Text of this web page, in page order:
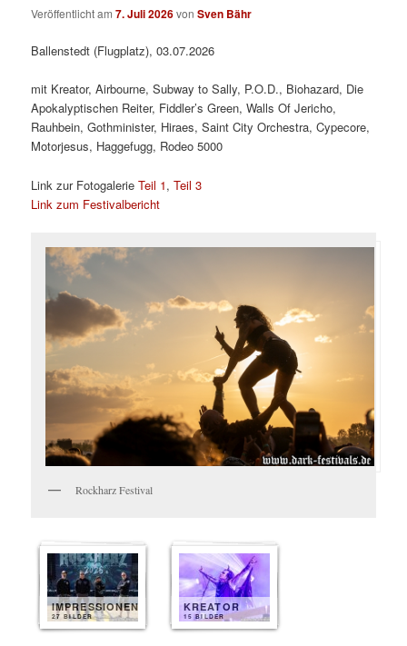
Veröffentlicht am7. Juli 2026vonSven Bähr
Ballenstedt (Flugplatz), 03.07.2026
mit Kreator, Airbourne, Subway to Sally, P.O.D., Biohazard, Die
Apokalyptischen Reiter, Fiddler’s Green, Walls Of Jericho,
Rauhbein, Gothminister, Hiraes, Saint City Orchestra, Cypecore,
Motorjesus, Haggefugg, Rodeo 5000
Link zur FotogalerieTeil 1,Teil 3
Link zum Festivalbericht
Rockharz Festival
IMPRESSIONEN
27 BILDER
KREATOR
15 BILDER